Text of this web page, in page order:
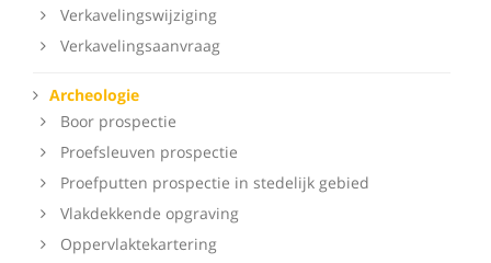
Verkavelingswijziging
Verkavelingsaanvraag
Archeologie
Boor prospectie
Proefsleuven prospectie
Proefputten prospectie in stedelijk gebied
Vlakdekkende opgraving
Oppervlaktekartering